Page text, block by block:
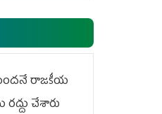
రాజకీయ
రద్దు చేశారు